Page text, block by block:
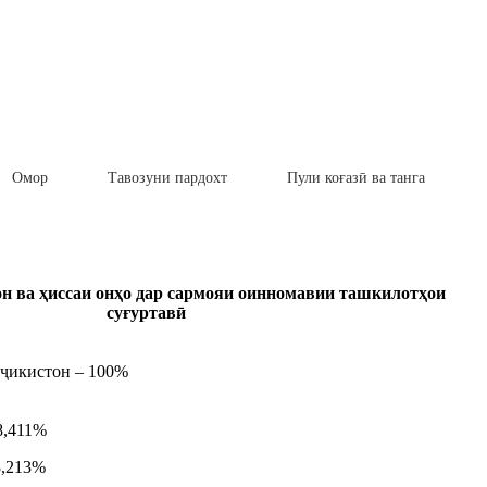
Омор Тавозуни пардохт Пули коғазӣ ва танга
ва ҳиссаи онҳо дар сармояи оинномавии ташкилотҳои
суғуртавӣ
– 100%